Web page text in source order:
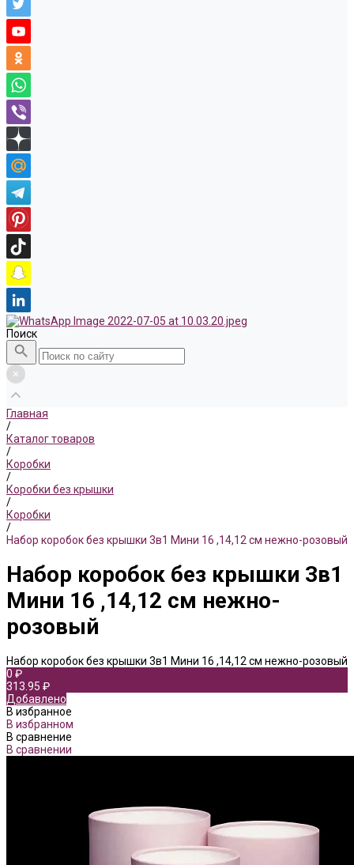
Поиск
Главная
/
Каталог товаров
/
Коробки
/
Коробки без крышки
/
Коробки
/
Набор коробок без крышки 3в1 Мини 16 ,14,12 см нежно-розовый
Набор коробок без крышки 3в1
Мини 16 ,14,12 см нежно-
розовый
Набор коробок без крышки 3в1 Мини 16 ,14,12 см нежно-розовый
0 ₽
313.95 ₽
Добавлено
В избранное
В избранном
В сравнение
В сравнении